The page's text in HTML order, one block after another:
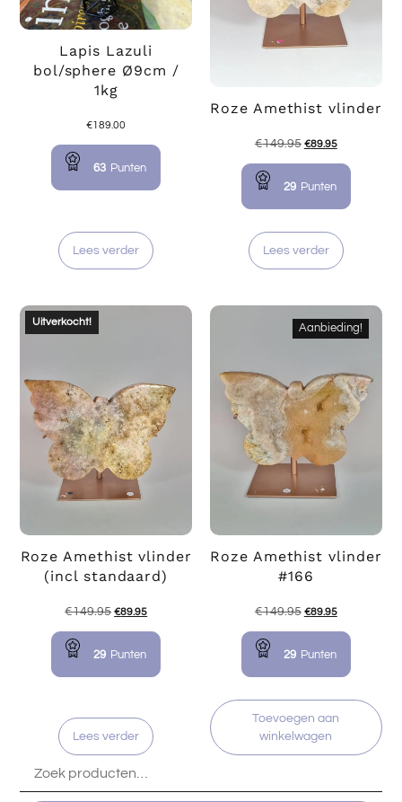
Lapis Lazuli
bol/sphere Ø9cm /
1kg
€189.00
63 Punten
Lees verder
Roze Amethist vlinder
€149.95 €89.95
29 Punten
Lees verder
Uitverkocht!
Roze Amethist vlinder
(incl standaard)
€149.95 €89.95
29 Punten
Lees verder
Aanbieding!
Roze Amethist vlinder
#166
€149.95 €89.95
29 Punten
Toevoegen aan
winkelwagen